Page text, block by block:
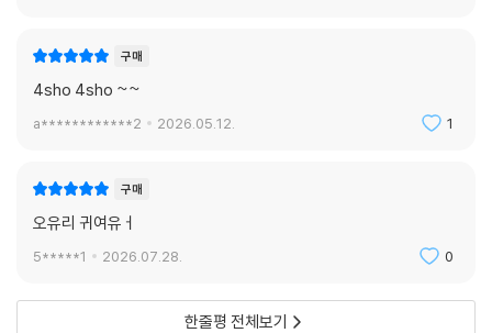
구매
4sho 4sho ~~
a************2 2026.05.12. 1
구매
오유리 귀여유ㅓ
5*****1 2026.07.28. 0
한줄평 전체보기